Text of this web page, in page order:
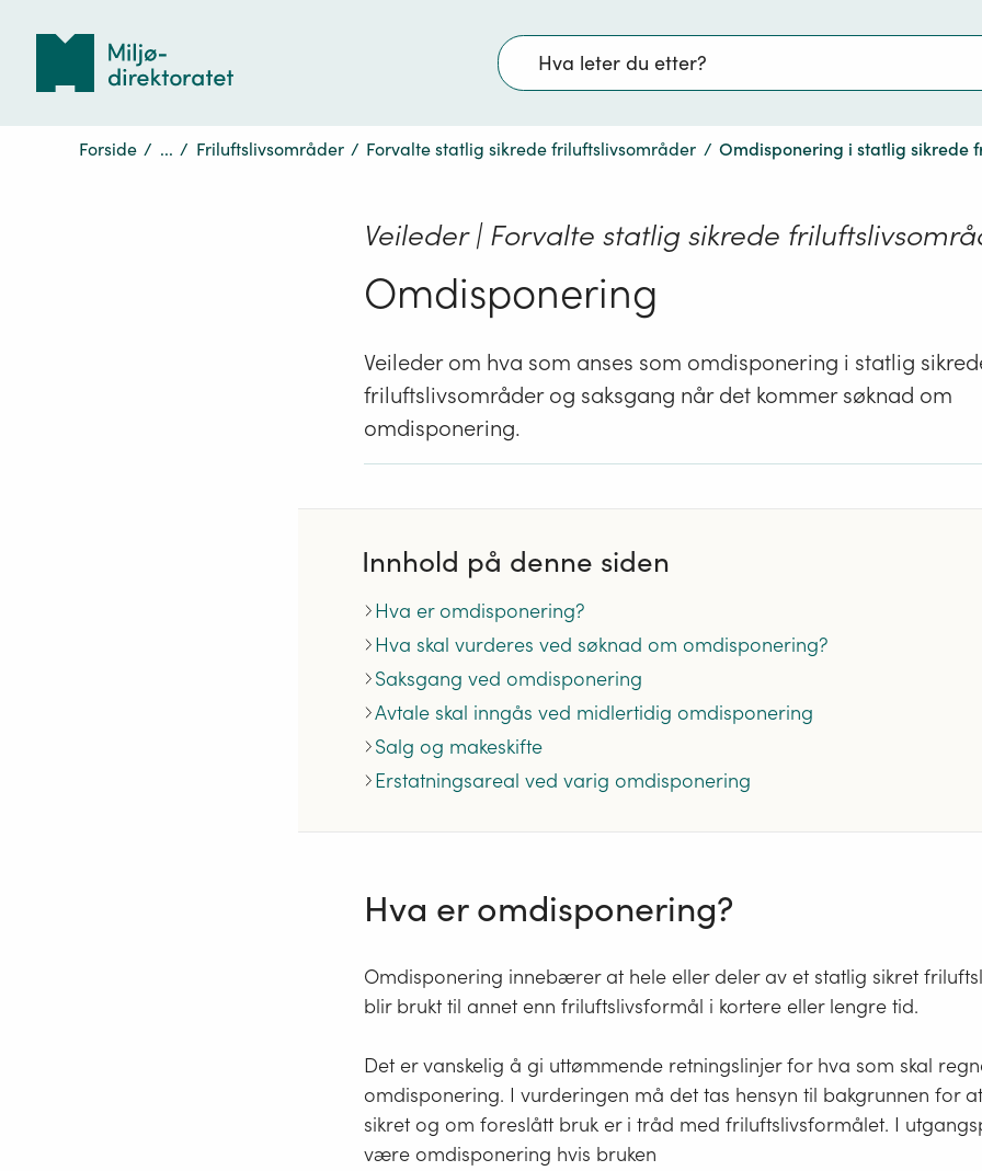
Søk
Forside / ... / Friluftslivsområder / Forvalte statlig sikrede friluftslivsområder / Omdisponering i statlig sikrede
Veileder | Forvalte statlig sikrede
Omdisponering
Veileder om hva som anses som omdisponering i statlig
friluftslivsområder og saksgang når det kommer søknad om
omdisponering.
Innhold på denne siden
Hva er omdisponering?
Hva skal vurderes ved søknad om omdisponering?
Saksgang ved omdisponering
Avtale skal inngås ved midlertidig omdisponering
Salg og makeskifte
Erstatningsareal ved varig omdisponering
Hva er omdisponering?
Omdisponering innebærer at hele eller deler av et statlig sikret
blir brukt til annet enn friluftslivsformål i kortere eller lengre tid.
Det er vanskelig å gi uttømmende retningslinjer for hva som skal
omdisponering. I vurderingen må det tas hensyn til bakgrunnen for
sikret og om foreslått bruk er i tråd med friluftslivsformålet. I
være omdisponering hvis bruken